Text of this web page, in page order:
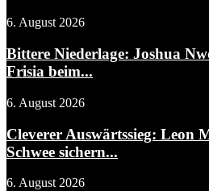
6. August 2026
Bittere Niederlage: Joshua
Frisia beim...
6. August 2026
Cleverer Auswärtssieg: Leon
Schwee sichern...
6. August 2026